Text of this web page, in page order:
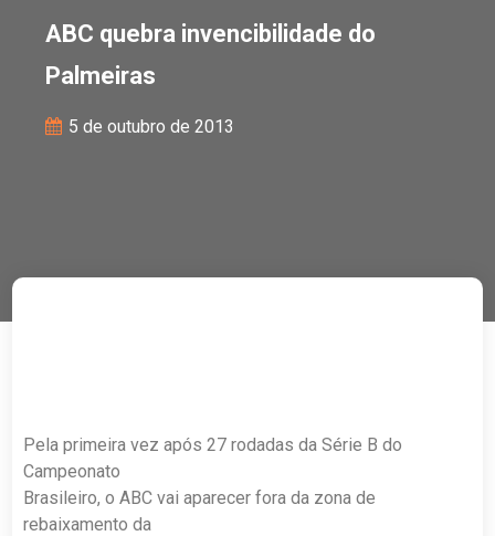
ABC quebra invencibilidade do
Palmeiras
5 de outubro de 2013
Pela primeira vez após 27 rodadas da Série B do
Campeonato
Brasileiro, o ABC vai aparecer fora da zona de
rebaixamento da